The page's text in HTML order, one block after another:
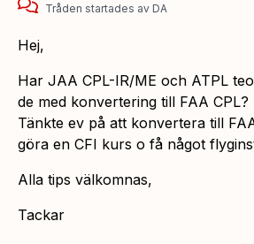
Tråden startades av DA
Hej,
Har JAA CPL-IR/ME och ATPL
de med konvertering till FAA CPL?
Tänkte ev på att konvertera till
göra en CFI kurs o få något
Alla tips välkomnas,
Tackar